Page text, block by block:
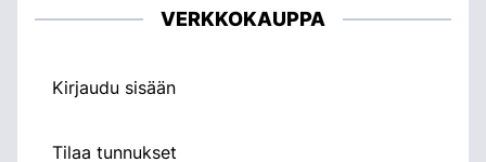
VERKKOKAUPPA
Kirjaudu sisään
Tilaa tunnukset